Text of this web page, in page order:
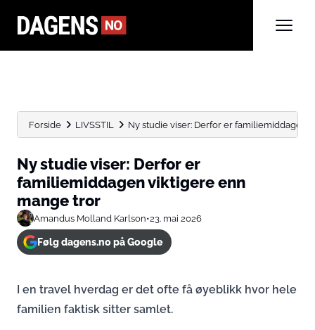
Forside LIVSSTIL Ny studie viser: Derfor er familiemiddagen
Ny studie viser: Derfor er
familiemiddagen viktigere enn
mange tror
Amandus Molland Karlson•23. mai 2026
Følg dagens.no på Google
I en travel hverdag er det ofte få øyeblikk hvor hele
familien faktisk sitter samlet.